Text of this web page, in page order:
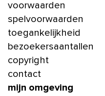
voorwaarden
spelvoorwaarden
toegankelijkheid
bezoekersaantallen
copyright
contact
mijn omgeving